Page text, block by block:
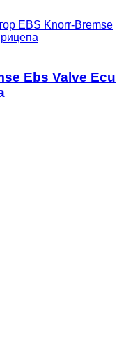
EBS Knorr-Bremse
Ebs Valve Ecu